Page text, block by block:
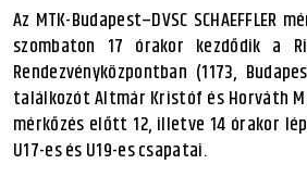
Az MTK-Budapest–DVSC SCHAEFFLER
szombaton 17 órakor kezdődik a
Rendezvényközpontban (1173,
találkozót Altmár Kristóf és Horváth
mérkőzés előtt 12, illetve 14 órakor
U17-es és U19-es csapatai.